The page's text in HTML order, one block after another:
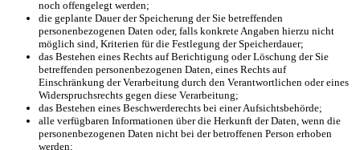
noch offengelegt werden;
die geplante Dauer der Speicherung der Sie betreffenden
personenbezogenen Daten oder, falls konkrete Angaben hierzu nicht
möglich sind, Kriterien für die Festlegung der Speicherdauer;
das Bestehen eines Rechts auf Berichtigung oder Löschung der Sie
betreffenden personenbezogenen Daten, eines Rechts auf
Einschränkung der Verarbeitung durch den Verantwortlichen oder eines
Widerspruchsrechts gegen diese Verarbeitung;
das Bestehen eines Beschwerderechts bei einer Aufsichtsbehörde;
alle verfügbaren Informationen über die Herkunft der Daten, wenn die
personenbezogenen Daten nicht bei der betroffenen Person erhoben
werden;